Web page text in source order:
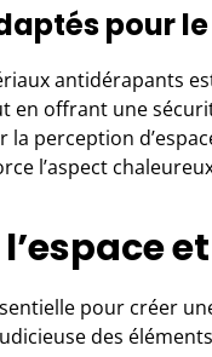
pour
antidérapants
en offrant une
la perception
l’aspect
pour créer
des